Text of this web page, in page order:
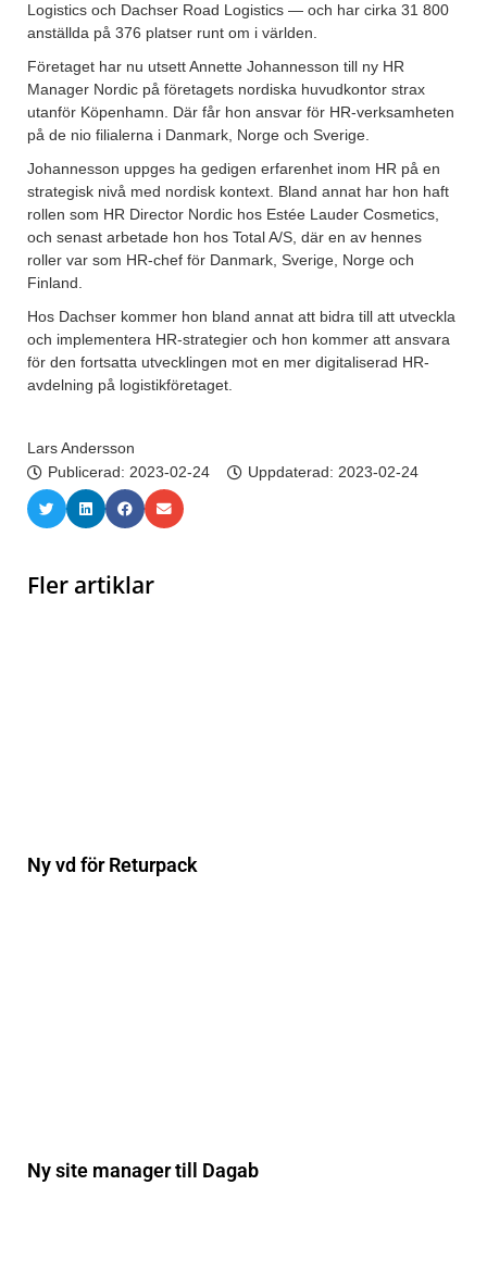
Logistics och Dachser Road Logistics — och har cirka 31 800
anställda på 376 platser runt om i världen.
Företaget har nu utsett Annette Johannesson till ny HR
Manager Nordic på företagets nordiska huvudkontor strax
utanför Köpenhamn. Där får hon ansvar för HR-verksamheten
på de nio filialerna i Danmark, Norge och Sverige.
Johannesson uppges ha gedigen erfarenhet inom HR på en
strategisk nivå med nordisk kontext. Bland annat har hon haft
rollen som HR Director Nordic hos Estée Lauder Cosmetics,
och senast arbetade hon hos Total A/S, där en av hennes
roller var som HR-chef för Danmark, Sverige, Norge och
Finland.
Hos Dachser kommer hon bland annat att bidra till att utveckla
och implementera HR-strategier och hon kommer att ansvara
för den fortsatta utvecklingen mot en mer digitaliserad HR-
avdelning på logistikföretaget.
Lars Andersson
Publicerad: 2023-02-24 Uppdaterad: 2023-02-24
Fler artiklar
Ny vd för Returpack
Ny site manager till Dagab